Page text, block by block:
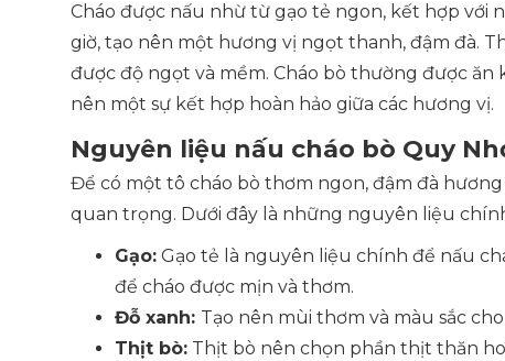
Cháo được nấu nhừ từ gạo tẻ ngon, kết hợp
giờ, tạo nên một hương vị ngọt thanh, đậm đà.
được độ ngọt và mềm. Cháo bò thường được
nên một sự kết hợp hoàn hảo giữa các hương vị.
Nguyên liệu nấu cháo bò Quy
Để có một tô cháo bò thơm ngon, đậm đà
quan trọng. Dưới đây là những nguyên liệu
Gạo: Gạo tẻ là nguyên liệu chính để nấu
để cháo được mịn và thơm.
Đỗ xanh: Tạo nên mùi thơm và màu sắc
Thịt bò: Thịt bò nên chọn phần thịt thăn